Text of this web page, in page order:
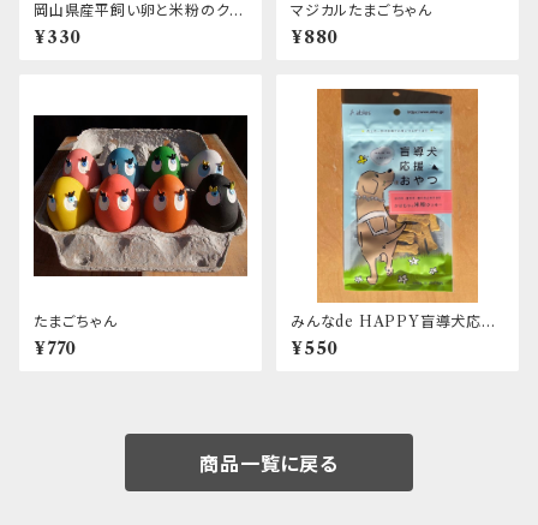
岡山県産平飼い卵と米粉のクッ
キー ～ヤギミルク～
¥330
マジカルたまごちゃん
¥880
たまごちゃん
¥770
みんなde HAPPY盲導犬応援
おやつ かぼちゃの米粉クッキー
¥550
商品一覧に戻る